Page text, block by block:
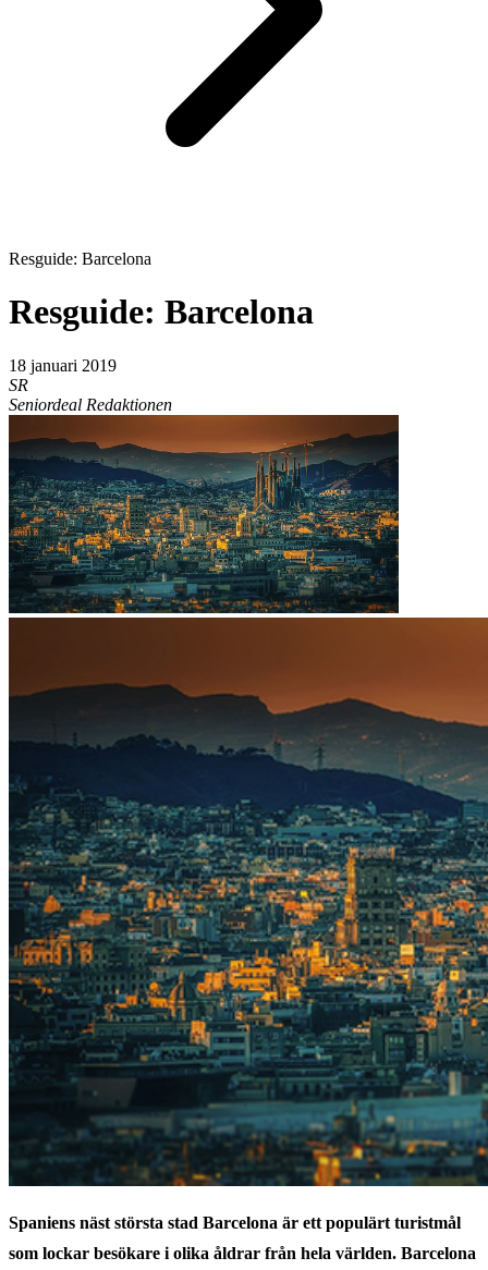
Resguide: Barcelona
Resguide: Barcelona
18 januari 2019
SR
Seniordeal Redaktionen
Spaniens näst största stad Barcelona är ett populärt turistmål
som lockar besökare i olika åldrar från hela världen. Barcelona